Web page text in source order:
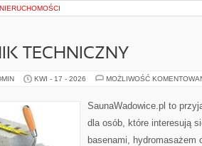
NIERUCHOMOŚCI
TECHNICZNY
KWI - 17 - 2026 MOŻLIWOŚĆ
SaunaWadowice.pl to
dla osób, które interesują
basenami, hydromasażem